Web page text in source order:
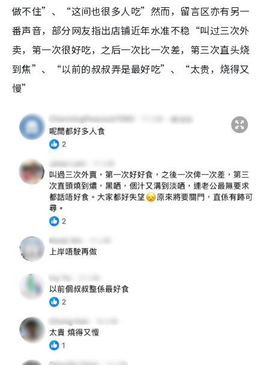
做不住”、“这间也很多人吃”然而，留言区亦有另一
番声音，部分网友指出店铺近年水准不稳“叫过三次外
卖，第一次很好吃，之后一次比一次差，第三次直头烧
到焦”、“以前的叔叔弄是最好吃”、“太贵，烧得又
慢”